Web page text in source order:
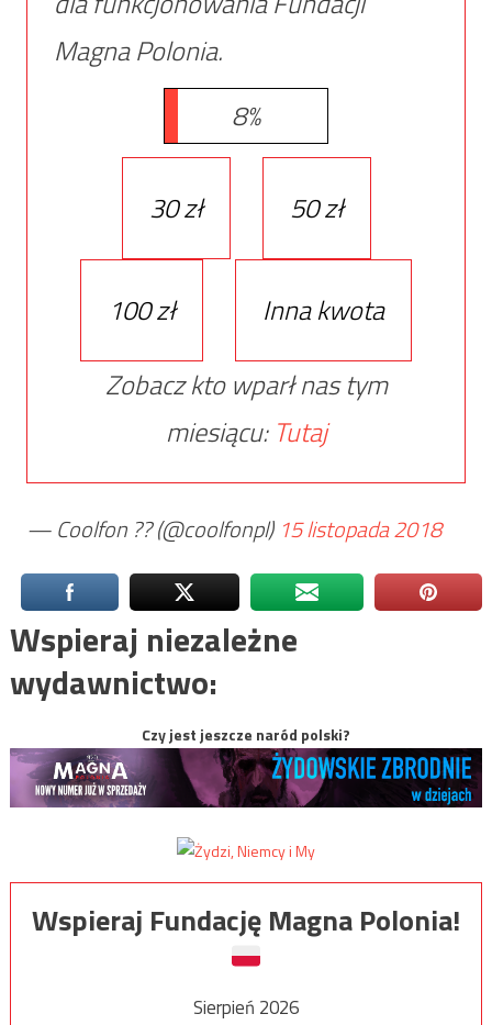
Magna Polonia.
8%
30 zł 50 zł
100 zł
Inna kwota
Zobacz kto wparł nas tym
miesiącu: Tutaj
— Coolfon ?? (@coolfonpl) 15 listopada 2018
Wspieraj niezależne
wydawnictwo:
Czy jest jeszcze naród polski?
Wspieraj Fundację Magna Polonia!
Sierpień 2026